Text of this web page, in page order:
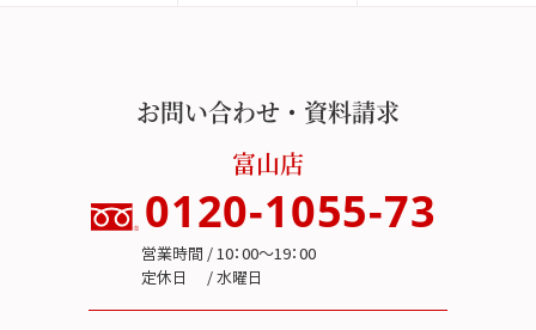
お問い合わせ・資料請求
富山店
0120-1055-73
営業時間 / 10：00～19：00
定休日 / 水曜日